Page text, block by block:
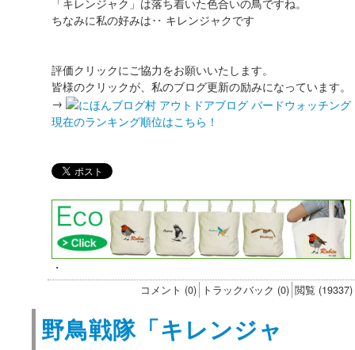
ちなみに私の好みは‥ キレンジャクです
評価クリックにご協力をお願いいたします。
皆様のクリックが、私のブログ更新の励みになっています。
→
現在のランキング順位はこちら！
・
コメント (0) トラックバック (0) 閲覧 (19337)
野鳥戦隊「キレンジャ